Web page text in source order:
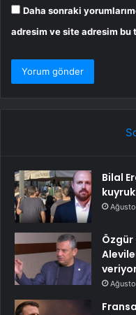
Daha sonraki
adresim ve site adresim bu
Bilal
Özgür